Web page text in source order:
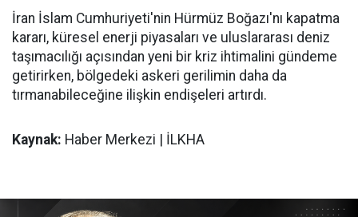
İran İslam Cumhuriyeti'nin Hürmüz Boğazı'nı kapatma
kararı, küresel enerji piyasaları ve uluslararası deniz
taşımacılığı açısından yeni bir kriz ihtimalini gündeme
getirirken, bölgedeki askeri gerilimin daha da
tırmanabileceğine ilişkin endişeleri artırdı.
Kaynak: Haber Merkezi | İLKHA